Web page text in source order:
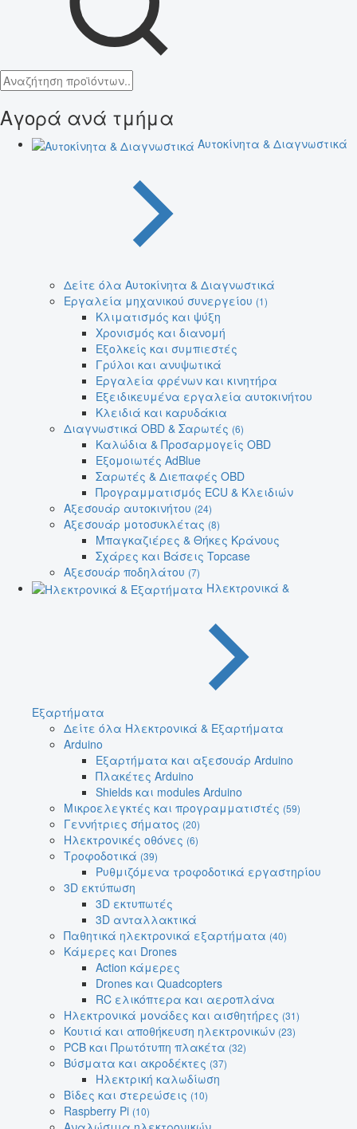
Αγορά ανά τμήμα
Αυτοκίνητα & Διαγνωστικά
Δείτε όλα Αυτοκίνητα & Διαγνωστικά
Εργαλεία μηχανικού συνεργείου (1)
Κλιματισμός και ψύξη
Χρονισμός και διανομή
Εξολκείς και συμπιεστές
Γρύλοι και ανυψωτικά
Εργαλεία φρένων και κινητήρα
Εξειδικευμένα εργαλεία αυτοκινήτου
Κλειδιά και καρυδάκια
Διαγνωστικά OBD & Σαρωτές (6)
Καλώδια & Προσαρμογείς OBD
Εξομοιωτές AdBlue
Σαρωτές & Διεπαφές OBD
Προγραμματισμός ECU & Κλειδιών
Αξεσουάρ αυτοκινήτου (24)
Αξεσουάρ μοτοσυκλέτας (8)
Μπαγκαζιέρες & Θήκες Κράνους
Σχάρες και Βάσεις Topcase
Αξεσουάρ ποδηλάτου (7)
Ηλεκτρονικά &
Εξαρτήματα
Δείτε όλα Ηλεκτρονικά & Εξαρτήματα
Arduino
Εξαρτήματα και αξεσουάρ Arduino
Πλακέτες Arduino
Shields και modules Arduino
Μικροελεγκτές και προγραμματιστές (59)
Γεννήτριες σήματος (20)
Ηλεκτρονικές οθόνες (6)
Τροφοδοτικά (39)
Ρυθμιζόμενα τροφοδοτικά εργαστηρίου
3D εκτύπωση
3D εκτυπωτές
3D ανταλλακτικά
Παθητικά ηλεκτρονικά εξαρτήματα (40)
Κάμερες και Drones
Action κάμερες
Drones και Quadcopters
RC ελικόπτερα και αεροπλάνα
Ηλεκτρονικά μονάδες και αισθητήρες (31)
Κουτιά και αποθήκευση ηλεκτρονικών (23)
PCB και Πρωτότυπη πλακέτα (32)
Βύσματα και ακροδέκτες (37)
Ηλεκτρική καλωδίωση
Βίδες και στερεώσεις (10)
Raspberry Pi (10)